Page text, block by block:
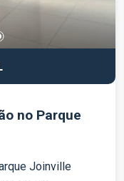
no Parque
Joinville